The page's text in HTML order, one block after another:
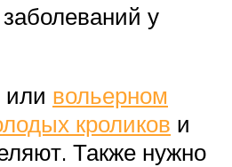
у
или вольерном
кроликов и
Также нужно